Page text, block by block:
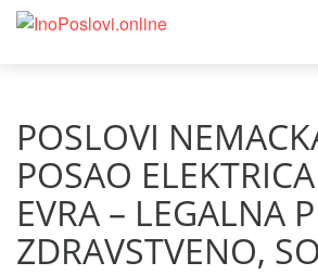
POSLOVI
POSAO
EVRA – LEGALNA
ZDRAVSTVENO,